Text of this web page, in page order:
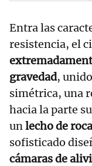
Entra las
resistencia, el
gravedad,
simétrica, una
hacia la parte
unlecho de
sofisticado
cámaras de